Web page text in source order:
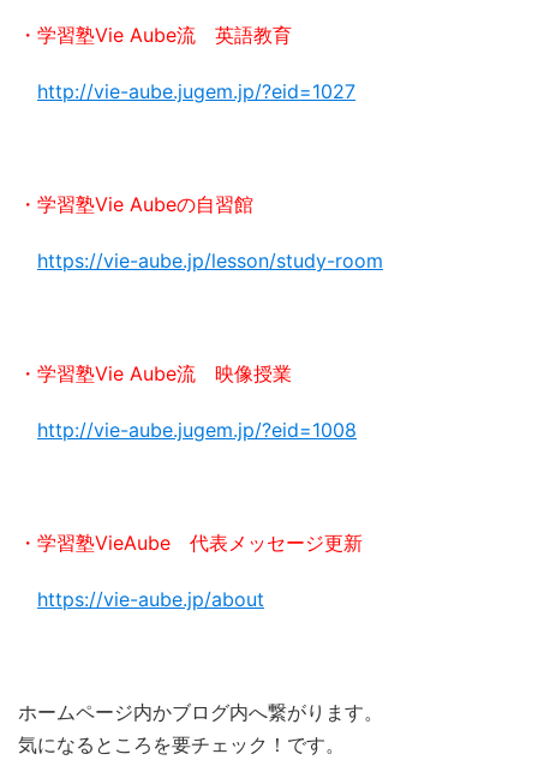
・学習塾Vie Aube流 英語教育
http://vie-aube.jugem.jp/?eid=1027
・学習塾Vie Aubeの自習館
https://vie-aube.jp/lesson/study-room
・学習塾Vie Aube流 映像授業
http://vie-aube.jugem.jp/?eid=1008
・学習塾VieAube 代表メッセージ更新
https://vie-aube.jp/about
ホームページ内かブログ内へ繋がります。
気になるところを要チェック！です。